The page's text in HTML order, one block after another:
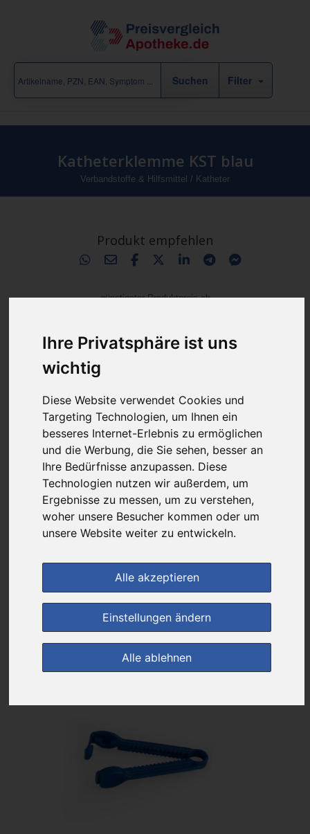
Ihre Privatsphäre ist uns
wichtig
Diese Website verwendet Cookies und
Targeting Technologien, um Ihnen ein
besseres Internet-Erlebnis zu ermöglichen
und die Werbung, die Sie sehen, besser an
Ihre Bedürfnisse anzupassen. Diese
Technologien nutzen wir außerdem, um
Ergebnisse zu messen, um zu verstehen,
woher unsere Besucher kommen oder um
unsere Website weiter zu entwickeln.
Alle akzeptieren
Einstellungen ändern
Alle ablehnen
Filter
Katheterklemme KST blau
Verbandstoffe & Hilfsmittel / Katheter
Produkt empfehlen
günstigster Produktpreis ab
0,54 €
DIE NEUE APOTHEKE
kein Versand - nur Botenlieferung oder Selbstabholung
Ersparnis:66%oder 1,05 €
Preis pro 1 ST / 0,54 €
Daten vom 08.08.2026 11:42 Uhr
(0) Jetzt bewerten!
im Shop bestellen
zur Einkaufsliste